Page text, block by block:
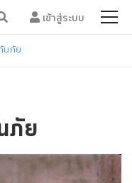
เข้าสู่ระบบ
นภัย
ภัย